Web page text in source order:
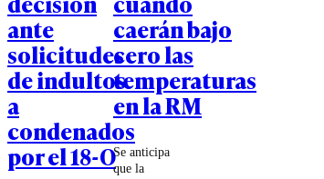
ante
solicitudes
de indultos
a
condenados
por el 18-O
caerán bajo
cero las
temperaturas
en la RM
Se anticipa
que la